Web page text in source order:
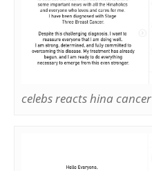
celebs reacts hina cancer